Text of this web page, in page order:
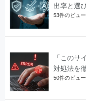
出率と選
53件のビュー
「このサ
対処法を
50件のビュー